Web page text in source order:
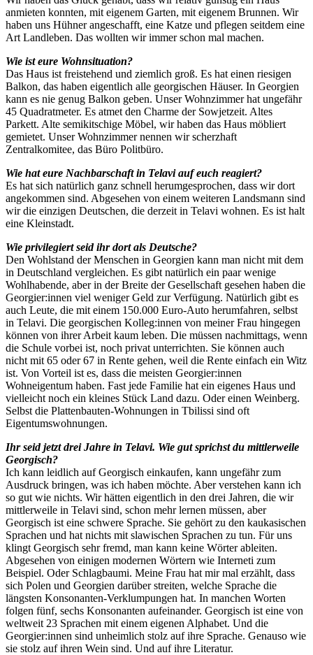
anmieten konnten, mit eigenem Garten, mit eigenem Brunnen. Wir
haben uns Hühner angeschafft, eine Katze und pflegen seitdem eine
Art Landleben. Das wollten wir immer schon mal machen.
Wie ist eure Wohnsituation?
Das Haus ist freistehend und ziemlich groß. Es hat einen riesigen
Balkon, das haben eigentlich alle georgischen Häuser. In Georgien
kann es nie genug Balkon geben. Unser Wohnzimmer hat ungefähr
45 Quadratmeter. Es atmet den Charme der Sowjetzeit. Altes
Parkett. Alte semikitschige Möbel, wir haben das Haus möbliert
gemietet. Unser Wohnzimmer nennen wir scherzhaft
Zentralkomitee, das Büro Politbüro.
Wie hat eure Nachbarschaft in Telavi auf euch reagiert?
Es hat sich natürlich ganz schnell herumgesprochen, dass wir dort
angekommen sind. Abgesehen von einem weiteren Landsmann sind
wir die einzigen Deutschen, die derzeit in Telavi wohnen. Es ist halt
eine Kleinstadt.
Wie privilegiert seid ihr dort als Deutsche?
Den Wohlstand der Menschen in Georgien kann man nicht mit dem
in Deutschland vergleichen. Es gibt natürlich ein paar wenige
Wohlhabende, aber in der Breite der Gesellschaft gesehen haben die
Georgier:innen viel weniger Geld zur Verfügung. Natürlich gibt es
auch Leute, die mit einem 150.000 Euro-Auto herumfahren, selbst
in Telavi. Die georgischen Kolleg:innen von meiner Frau hingegen
können von ihrer Arbeit kaum leben. Die müssen nachmittags, wenn
die Schule vorbei ist, noch privat unterrichten. Sie können auch
nicht mit 65 oder 67 in Rente gehen, weil die Rente einfach ein Witz
ist. Von Vorteil ist es, dass die meisten Georgier:innen
Wohneigentum haben. Fast jede Familie hat ein eigenes Haus und
vielleicht noch ein kleines Stück Land dazu. Oder einen Weinberg.
Selbst die Plattenbauten-Wohnungen in Tbilissi sind oft
Eigentumswohnungen.
Ihr seid jetzt drei Jahre in Telavi. Wie gut sprichst du mittlerweile
Georgisch?
Ich kann leidlich auf Georgisch einkaufen, kann ungefähr zum
Ausdruck bringen, was ich haben möchte. Aber verstehen kann ich
so gut wie nichts. Wir hätten eigentlich in den drei Jahren, die wir
mittlerweile in Telavi sind, schon mehr lernen müssen, aber
Georgisch ist eine schwere Sprache. Sie gehört zu den kaukasischen
Sprachen und hat nichts mit slawischen Sprachen zu tun. Für uns
klingt Georgisch sehr fremd, man kann keine Wörter ableiten.
Abgesehen von einigen modernen Wörtern wie Interneti zum
Beispiel. Oder Schlagbaumi. Meine Frau hat mir mal erzählt, dass
sich Polen und Georgien darüber streiten, welche Sprache die
längsten Konsonanten-Verklumpungen hat. In manchen Worten
folgen fünf, sechs Konsonanten aufeinander. Georgisch ist eine von
weltweit 23 Sprachen mit einem eigenen Alphabet. Und die
Georgier:innen sind unheimlich stolz auf ihre Sprache. Genauso wie
sie stolz auf ihren Wein sind. Und auf ihre Literatur.